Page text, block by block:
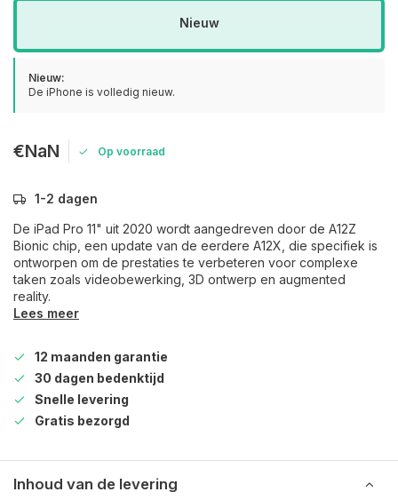
Nieuw
Nieuw:
De iPhone is volledig nieuw.
€NaN Op voorraad
1-2 dagen
De iPad Pro 11" uit 2020 wordt aangedreven door de A12Z
Bionic chip, een update van de eerdere A12X, die specifiek is
ontworpen om de prestaties te verbeteren voor complexe
taken zoals videobewerking, 3D ontwerp en augmented
reality.
Lees meer
12 maanden garantie
30 dagen bedenktijd
Snelle levering
Gratis bezorgd
Inhoud van de levering